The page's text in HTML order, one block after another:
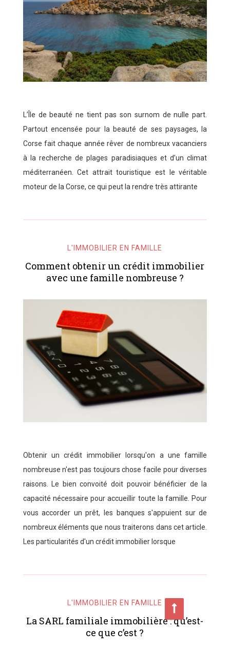
L’Île de beauté ne tient pas son surnom de nulle part.
Partout encensée pour la beauté de ses paysages, la
Corse fait chaque année rêver de nombreux vacanciers
à la recherche de plages paradisiaques et d’un climat
méditerranéen. Cet attrait touristique est le véritable
moteur de la Corse, ce qui peut la rendre très attirante
L'IMMOBILIER EN FAMILLE
Comment obtenir un crédit immobilier
avec une famille nombreuse ?
Obtenir un crédit immobilier lorsqu'on a une famille
nombreuse n'est pas toujours chose facile pour diverses
raisons. Le bien convoité doit pouvoir bénéficier de la
capacité nécessaire pour accueillir toute la famille. Pour
vous accorder un prêt, les banques s'appuient sur de
nombreux éléments que nous traiterons dans cet article.
Les particularités d'un crédit immobilier lorsque
L'IMMOBILIER EN FAMILLE
La SARL familiale immobilière : qu’est-
ce que c’est ?